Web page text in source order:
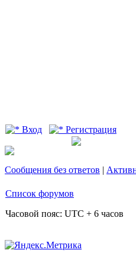
Вход Регистрация
Сообщения без ответов |
Список форумов
Часовой пояс: UTC + 6 часов